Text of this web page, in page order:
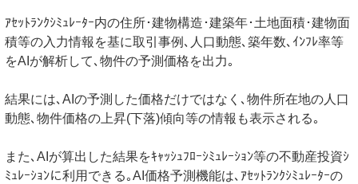
ｱｾｯﾄﾗﾝｸｼﾐｭﾚｰﾀｰ内の住所･建物構造･建築年･土地面積･建物面
積等の入力情報を基に取引事例､人口動態､築年数､ｲﾝﾌﾚ率等
をAIが解析して､物件の予測価格を出力｡
結果には､AIの予測した価格だけではなく､物件所在地の人口
動態､物件価格の上昇(下落)傾向等の情報も表示される｡
また､AIが算出した結果をｷｬｯｼｭﾌﾛｰｼﾐｭﾚｰｼｮﾝ等の不動産投資ｼ
ﾐｭﾚｰｼｮﾝに利用できる｡AI価格予測機能は､ｱｾｯﾄﾗﾝｸｼﾐｭﾚｰﾀｰの